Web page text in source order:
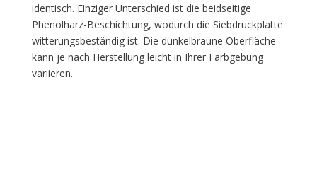
identisch. Einziger Unterschied ist die beidseitige
Phenolharz-Beschichtung, wodurch die Siebdruckplatte
witterungsbeständig ist. Die dunkelbraune Oberfläche
kann je nach Herstellung leicht in Ihrer Farbgebung
variieren.